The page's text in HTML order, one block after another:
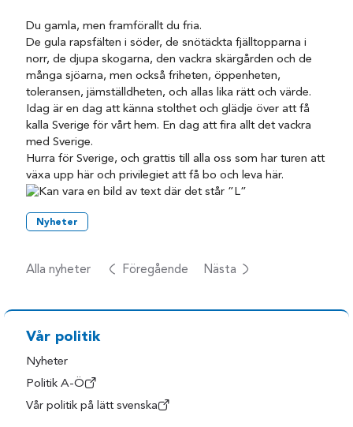
Du gamla, men framförallt du fria.
De gula rapsfälten i söder, de snötäckta fjälltopparna i
norr, de djupa skogarna, den vackra skärgården och de
många sjöarna, men också friheten, öppenheten,
toleransen, jämställdheten, och allas lika rätt och värde.
Idag är en dag att känna stolthet och glädje över att få
kalla Sverige för vårt hem. En dag att fira allt det vackra
med Sverige.
Hurra för Sverige, och grattis till alla oss som har turen att
växa upp här och privilegiet att få bo och leva här.
Nyheter
Alla nyheter Föregående Nästa
Vår politik
Nyheter
Politik A-Ö
Vår politik på lätt svenska